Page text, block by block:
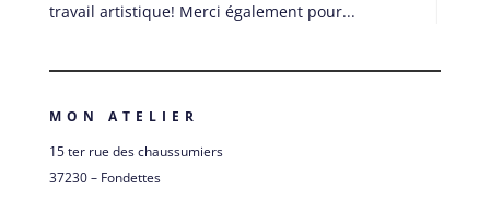
travail artistique! Merci également pour...
MON ATELIER
15 ter rue des chaussumiers
37230 – Fondettes